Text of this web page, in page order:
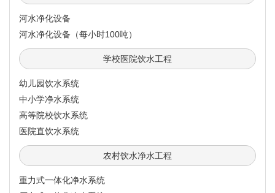
河水净化设备
河水净化设备（每小时100吨）
学校医院饮水工程
幼儿园饮水系统
中小学净水系统
高等院校饮水系统
医院直饮水系统
农村饮水净水工程
重力式一体化净水系统